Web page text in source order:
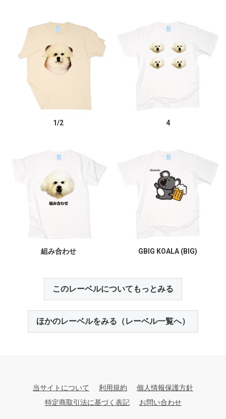
1/2 4
組み合わせ GBIG KOALA (BIG)
このレーベルについてもっとみる
ほかのレーベルをみる（レーベル一覧へ）
当サイトについて 利用規約
個人情報保護方針
特定商取引法に基づく表記
お問い合わせ